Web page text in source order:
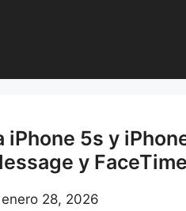
5s y
y
enero 28, 2026